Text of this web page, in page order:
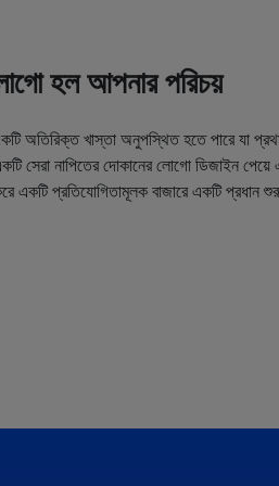
হল আপনার পরিচয়
একটি অতিরিক্ত খাস্তা অনুপস্থিত হতে পারে যা
সেরা নাপিতের দোকানের লোগো ডিজাইন পেয়ে
একটি প্রতিযোগিতামূলক বাজারে একটি প্রধান